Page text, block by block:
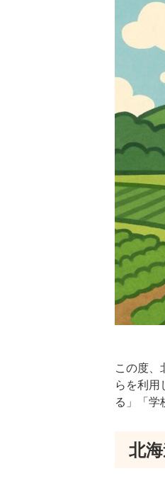
この度、
らを利用
る」「学
北